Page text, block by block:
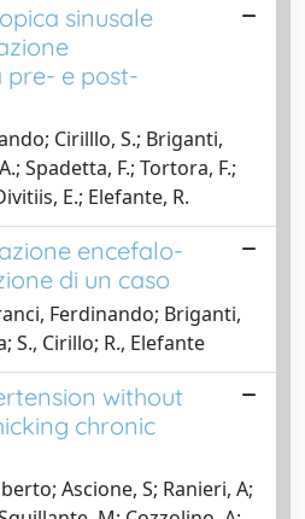
sinusale
pre- e post-
Cirilllo, S.; Briganti,
Spadetta, F.; Tortora, F.;
E.; Elefante, R.
encefalo-
di un caso
Ferdinando; Briganti,
S., Cirillo; R., Elefante
without
chronic
Ascione, S; Ranieri, A;